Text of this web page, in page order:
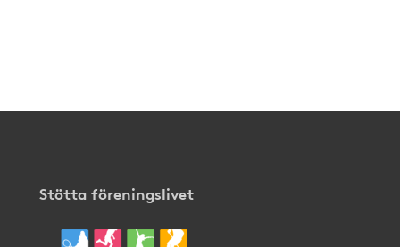
Stötta föreningslivet